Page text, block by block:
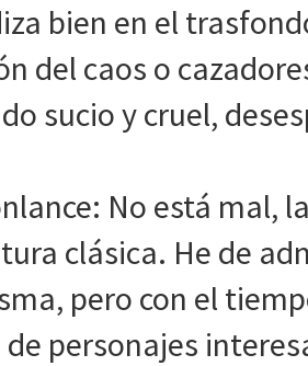
bien en el
del caos o
sucio y cruel,
No está mal,
clásica. He de
pero con el
de personajes